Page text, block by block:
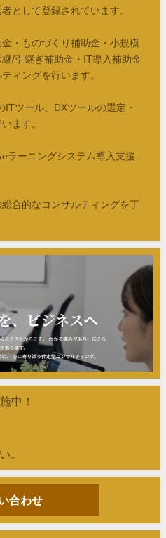
として登録されています。
・ものづくり補助金・小規模
/引継ぎ補助金・IT導入補助金
ィングを行います。
ツール、DXツールの選定・
ます。
ラーニングシステム導入支援
合的なコンサルティングを丁
中！
。
合わせ